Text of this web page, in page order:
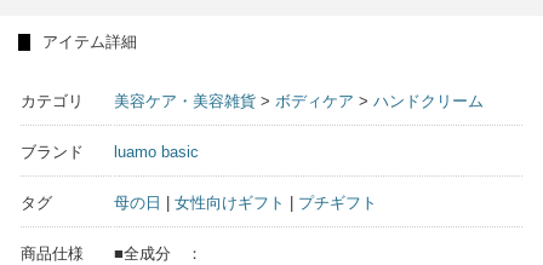
アイテム詳細
カテゴリ 美容ケア・美容雑貨 > ボディケア > ハンドクリーム
ブランド luamo basic
タグ 母の日 女性向けギフト プチギフト
商品仕様
■全成分 ：